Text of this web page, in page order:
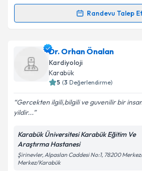
Randevu Talep Et
Randevu Takvimi Talebi
Doç. Dr. Sinan Aydoğduiçin
oluşturun. Size bu uzmandan
takvim hazırlandığında e-posta ile
Kişisel verilerimin işlenmesine
Metni'ni okudum ve kişisel
kapsamda işlenmesini kabul
Dr. Orhan Önalan
Kardiyoloji
Karabük
5 (3 Değerlendirme)
Gercekten ilgili,bilgili ve guvenilir bir
yildir...
Karabük Üniversitesi Karabük Eğitim Ve
Araştırma Hastanesi
Şirinevler, Alpaslan Caddesi No:1, 78200
Merkez/Karabük